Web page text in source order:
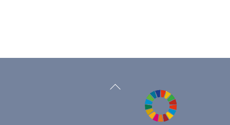
Back